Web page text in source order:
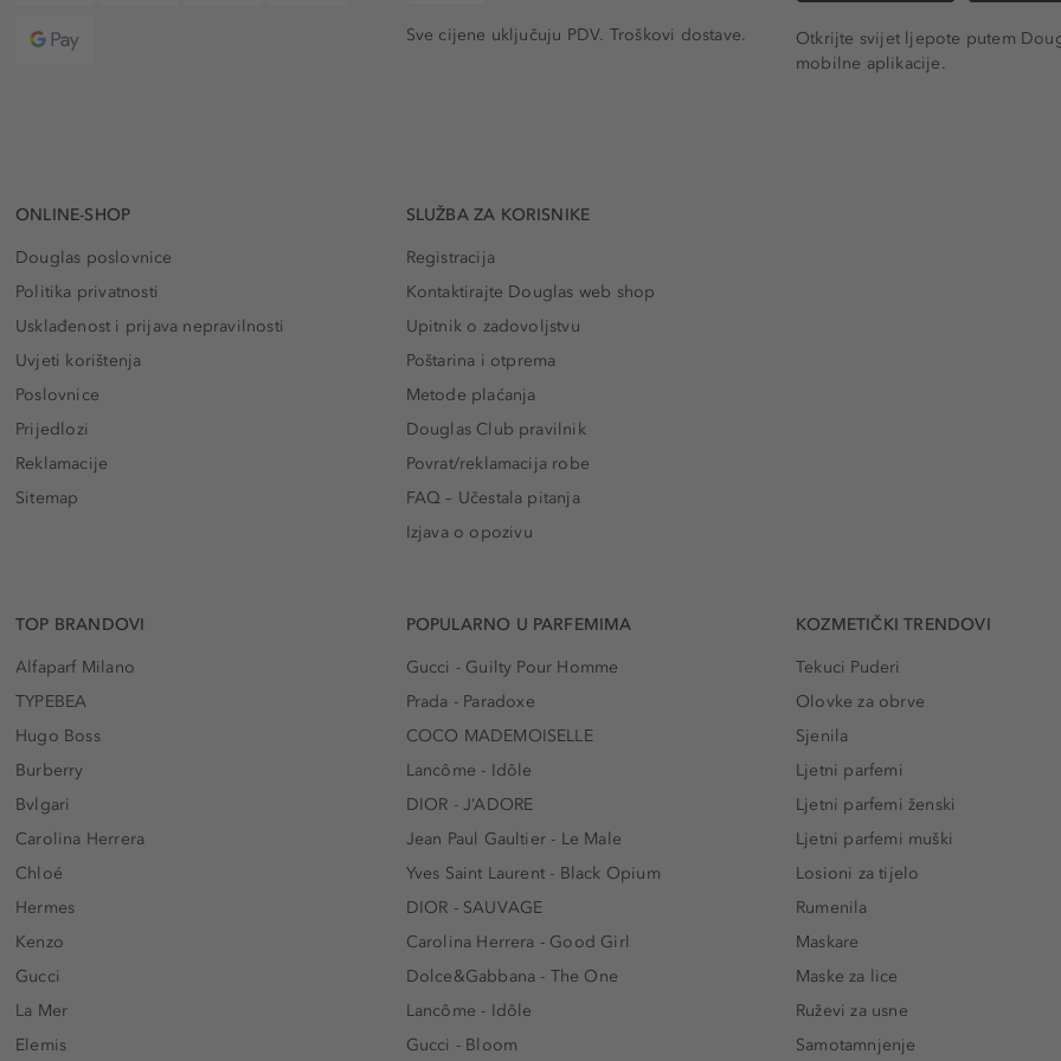
Sve cijene uključuju PDV. Troškovi dostave.
Otkrijte svijet ljepote putem
mobilne aplikacije.
ONLINE-SHOP
Douglas poslovnice
Politika privatnosti
Usklađenost i prijava nepravilnosti
Uvjeti korištenja
Poslovnice
Prijedlozi
Reklamacije
Sitemap
SLUŽBA ZA KORISNIKE
Registracija
Kontaktirajte Douglas web shop
Upitnik o zadovoljstvu
Poštarina i otprema
Metode plaćanja
Douglas Club pravilnik
Povrat/reklamacija robe
FAQ – Učestala pitanja
Izjava o opozivu
TOP BRANDOVI
Alfaparf Milano
TYPEBEA
Hugo Boss
Burberry
Bvlgari
Carolina Herrera
Chloé
Hermes
Kenzo
Gucci
La Mer
Elemis
POPULARNO U PARFEMIMA
Gucci - Guilty Pour Homme
Prada - Paradoxe
COCO MADEMOISELLE
Lancôme - Idôle
DIOR - J’ADORE
Jean Paul Gaultier - Le Male
Yves Saint Laurent - Black Opium
DIOR - SAUVAGE
Carolina Herrera - Good Girl
Dolce&Gabbana - The One
Lancôme - Idôle
Gucci - Bloom
KOZMETIČKI TRENDOVI
Tekuci Puderi
Olovke za obrve
Sjenila
Ljetni parfemi
Ljetni parfemi ženski
Ljetni parfemi muški
Losioni za tijelo
Rumenila
Maskare
Maske za lice
Ruževi za usne
Samotamnjenje